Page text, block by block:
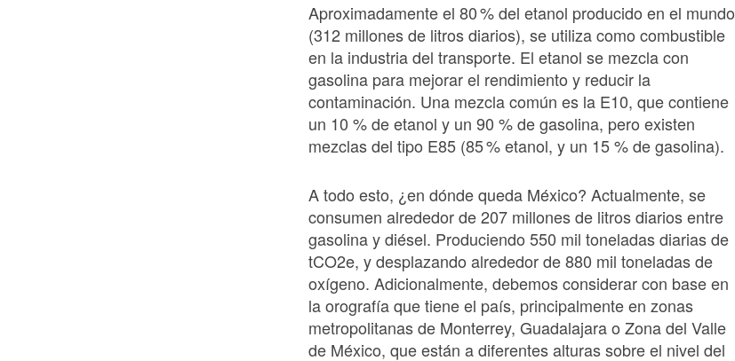
Aproximadamente el 80 % del etanol producido en el mundo
(312 millones de litros diarios), se utiliza como combustible
en la industria del transporte. El etanol se mezcla con
gasolina para mejorar el rendimiento y reducir la
contaminación. Una mezcla común es la E10, que contiene
un 10 % de etanol y un 90 % de gasolina, pero existen
mezclas del tipo E85 (85 % etanol, y un 15 % de gasolina).
A todo esto, ¿en dónde queda México? Actualmente, se
consumen alrededor de 207 millones de litros diarios entre
gasolina y diésel. Produciendo 550 mil toneladas diarias de
tCO2e, y desplazando alrededor de 880 mil toneladas de
oxígeno. Adicionalmente, debemos considerar con base en
la orografía que tiene el país, principalmente en zonas
metropolitanas de Monterrey, Guadalajara o Zona del Valle
de México, que están a diferentes alturas sobre el nivel del